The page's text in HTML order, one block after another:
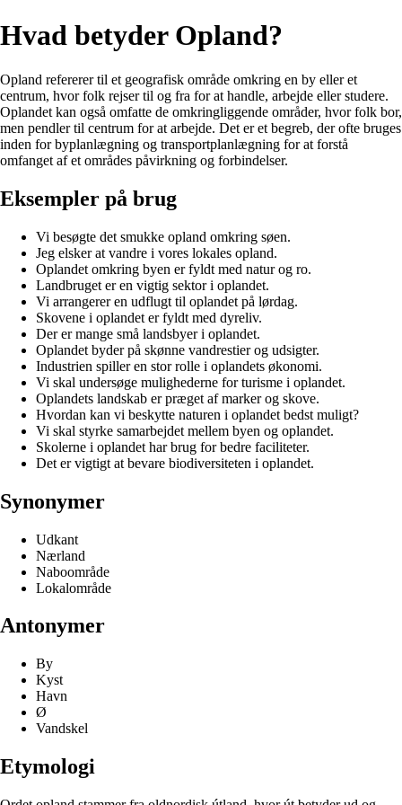
Hvad betyder Opland?
Opland refererer til et geografisk område omkring en by eller et
centrum, hvor folk rejser til og fra for at handle, arbejde eller studere.
Oplandet kan også omfatte de omkringliggende områder, hvor folk bor,
men pendler til centrum for at arbejde. Det er et begreb, der ofte bruges
inden for byplanlægning og transportplanlægning for at forstå
omfanget af et områdes påvirkning og forbindelser.
Eksempler på brug
Vi besøgte det smukke opland omkring søen.
Jeg elsker at vandre i vores lokales opland.
Oplandet omkring byen er fyldt med natur og ro.
Landbruget er en vigtig sektor i oplandet.
Vi arrangerer en udflugt til oplandet på lørdag.
Skovene i oplandet er fyldt med dyreliv.
Der er mange små landsbyer i oplandet.
Oplandet byder på skønne vandrestier og udsigter.
Industrien spiller en stor rolle i oplandets økonomi.
Vi skal undersøge mulighederne for turisme i oplandet.
Oplandets landskab er præget af marker og skove.
Hvordan kan vi beskytte naturen i oplandet bedst muligt?
Vi skal styrke samarbejdet mellem byen og oplandet.
Skolerne i oplandet har brug for bedre faciliteter.
Det er vigtigt at bevare biodiversiteten i oplandet.
Synonymer
Udkant
Nærland
Naboområde
Lokalområde
Antonymer
By
Kyst
Havn
Ø
Vandskel
Etymologi